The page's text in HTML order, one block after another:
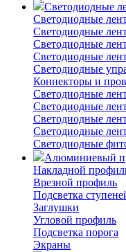
Светодиодные
Светодиодные
Светодиодные
Светодиодные
Светодиодные
Светодиодные
Коннекторы и
Светодиодные
Светодиодные
Светодиодные
Светодиодные
Светодиодные
Алюминиевый
Накладной
Врезной профиль
Подсветка
Заглушки
Угловой профиль
Подсветка порога
Экраны